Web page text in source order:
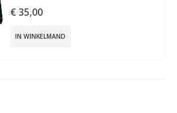
€ 35,00
IN WINKELMAND